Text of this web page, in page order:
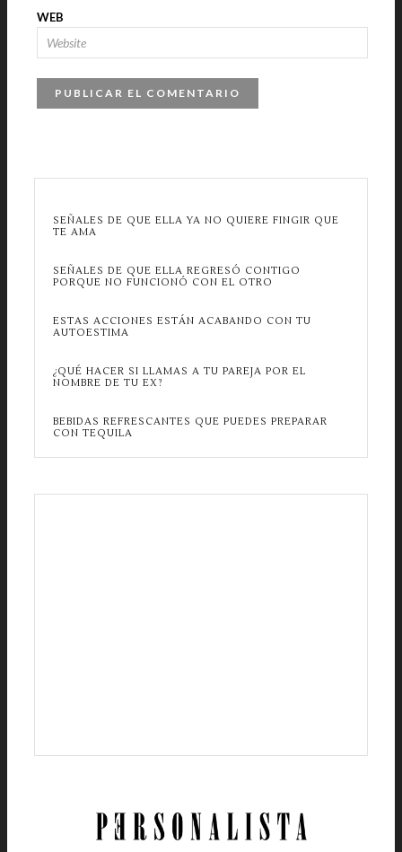
WEB
SEÑALES DE QUE ELLA YA NO QUIERE FINGIR QUE
TE AMA
SEÑALES DE QUE ELLA REGRESÓ CONTIGO
PORQUE NO FUNCIONÓ CON EL OTRO
ESTAS ACCIONES ESTÁN ACABANDO CON TU
AUTOESTIMA
¿QUÉ HACER SI LLAMAS A TU PAREJA POR EL
NOMBRE DE TU EX?
BEBIDAS REFRESCANTES QUE PUEDES PREPARAR
CON TEQUILA